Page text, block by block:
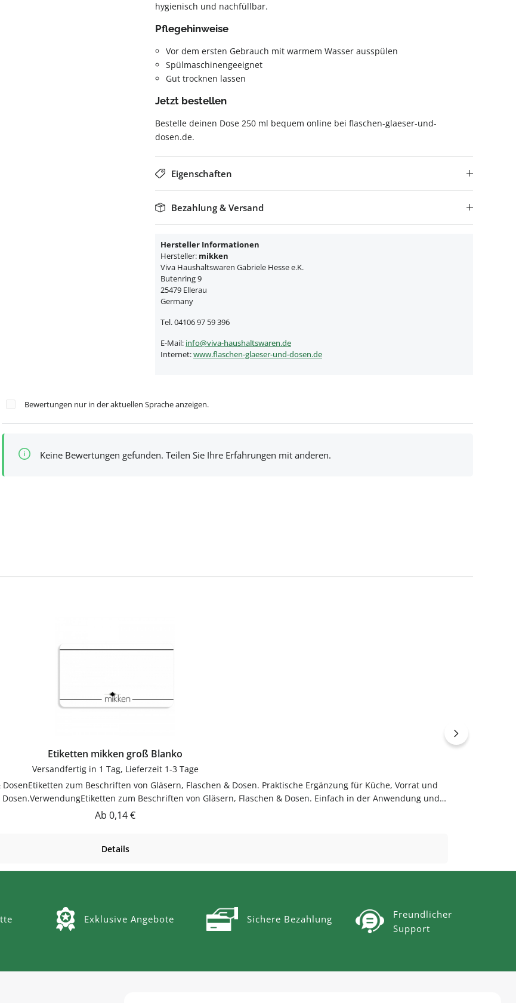
hygienisch und nachfüllbar.
Pflegehinweise
Vor dem ersten Gebrauch mit warmem Wasser ausspülen
Spülmaschinengeeignet
Gut trocknen lassen
Jetzt bestellen
Bestelle deinen Dose 250 ml bequem online bei flaschen-glaeser-und-
dosen.de.
Eigenschaften
Bezahlung & Versand
Hersteller Informationen
Hersteller: mikken
Viva Haushaltswaren Gabriele Hesse e.K.
Butenring 9
25479 Ellerau
Germany
Tel. 04106 97 59 396
E-Mail: info@viva-haushaltswaren.de
Internet:www.flaschen-glaeser-und-dosen.de
Bewertungen nur in der aktuellen Sprache anzeigen.
Keine Bewertungen gefunden. Teilen Sie Ihre Erfahrungen mit anderen.
Etiketten mikken groß Blanko
Versandfertig in 1 Tag, Lieferzeit 1-3 Tage
zum Beschriften von Gläsern, Flaschen & Dosen. Praktische Ergänzung für Küche, Vorrat und
zum Beschriften von Gläsern, Flaschen & Dosen. Einfach in der Anwendung und
trocknen lassenJetzt bestellenBestelle Etiketten bequem online bei flaschen-glaeser-und-dosen.de.
Regulärer Preis:
Ab 0,14 €
Details
Exklusive Angebote Sichere Bezahlung
Freundlicher
Support